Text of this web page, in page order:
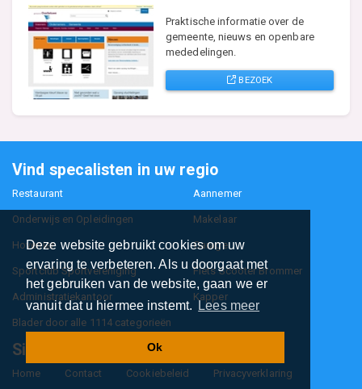
Deze website gebruikt cookies om uw
ervaring te verbeteren. Als u doorgaat met
het gebruiken van de website, gaan we er
vanuit dat u hiermee instemt.
Lees meer
Ok
Praktische informatie over de
gemeente, nieuws en openbare
mededelingen.
BEZOEK
Vind specalisten in uw regio
Restaurant Aannemer
Onderwijs en Opleidingen Makelaar
Hovenier Garage
Sportclub Sportvereniging Fiets Scooter Brommer
Administratiekantoor Kapper
Blader door alle 1114 categorieën
Sitemap
Home Contact Cookiebeleid Privacyverklaring